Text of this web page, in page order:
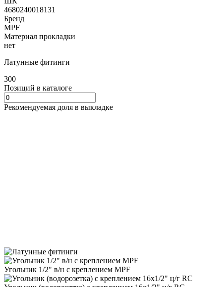
4680240018131
Бренд
MPF
Материал прокладки
нет
Латунные фитинги
300
Позиций в каталоге
Рекомендуемая доля в выкладке
Угольник 1/2" в/н с креплением MPF